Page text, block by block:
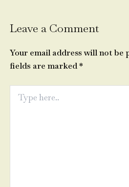
Leave a Comment
Your email address will not be
fields are marked*
here..